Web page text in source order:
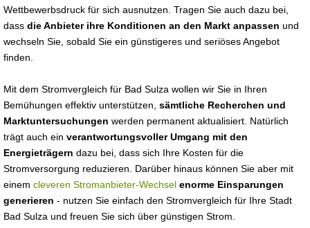
Wettbewerbsdruck für sich ausnutzen. Tragen Sie auch dazu bei,
dass die Anbieter ihre Konditionen an den Markt anpassen und
wechseln Sie, sobald Sie ein günstigeres und seriöses Angebot
finden.
Mit dem Stromvergleich für Bad Sulza wollen wir Sie in Ihren
Bemühungen effektiv unterstützen, sämtliche Recherchen und
Marktuntersuchungen werden permanent aktualisiert. Natürlich
trägt auch ein verantwortungsvoller Umgang mit den
Energieträgern dazu bei, dass sich Ihre Kosten für die
Stromversorgung reduzieren. Darüber hinaus können Sie aber mit
einem cleveren Stromanbieter-Wechsel enorme Einsparungen
generieren - nutzen Sie einfach den Stromvergleich für Ihre Stadt
Bad Sulza und freuen Sie sich über günstigen Strom.